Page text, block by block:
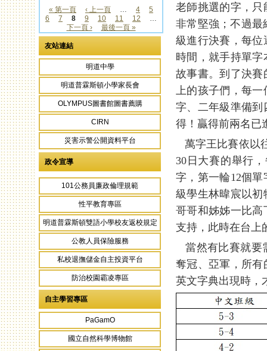
頁面
« 第一頁 ‹ 上一頁 … 4
5
6
7 8 9 10 11 12
…
下一頁 ›
最後一頁 »
友站連結
明道中學
明道普霖斯頓小學家長會
OLYMPUS圖書館圖書薦購
CIRN
災害示警公開資料平台
政令宣導
101公務員廉政倫理規範
性平教育專區
明道普霖斯頓雙語小學校友返校規定
公教人員保險服務
私校退撫儲金自主投資平台
防治校園霸凌專區
自主學習專區
PaGamO
國立自然科學博物館
老師挑選的字，
非常堅強；不過最
級進行決賽，每
時間，就手持單
故事書。到了決
上的孩子們，每
字、二年級準備
得！贏得前兩名已
萬字王比賽依以
30日大賽的舉行
字，第一輪12個
級學生林暐宸以
哥哥和姊姊一比
支持，此時在台上
當然有比賽就要
奪冠、亞軍，所
英文字典出現時，